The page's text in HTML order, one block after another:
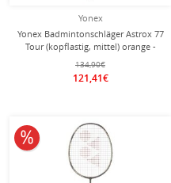
Yonex
Yonex Badmintonschläger Astrox 77
Tour (kopflastig, mittel) orange -
besaitet -
134,90€
121,41€
10% reduziert